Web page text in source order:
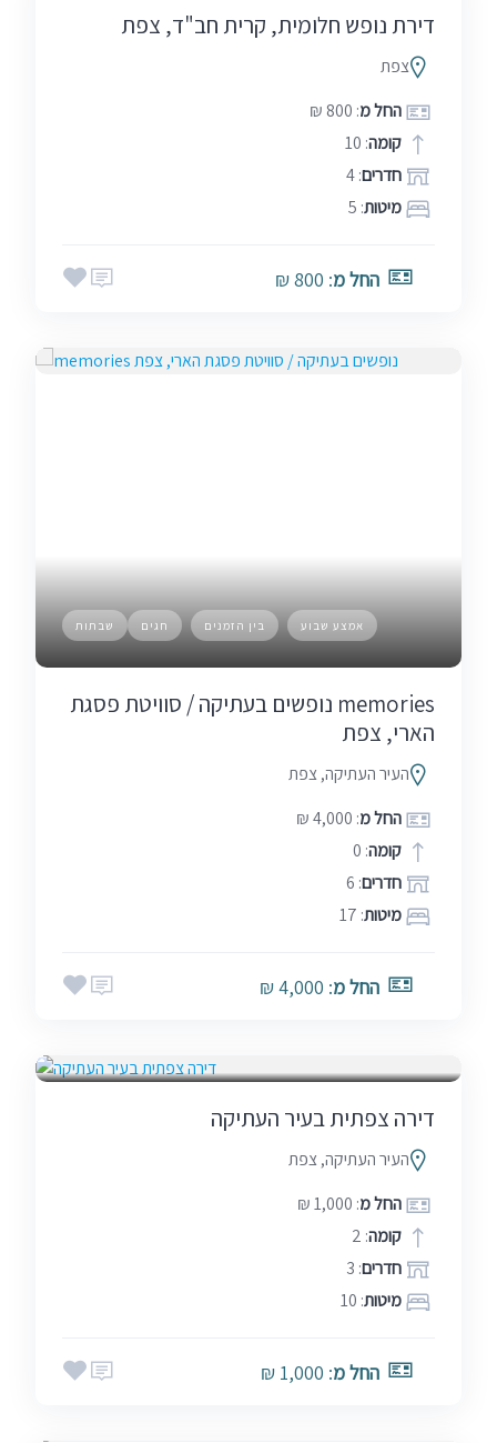
דירת נופש חלומית, קרית חב"ד, צפת
צפת
החל מ: 800 ₪
קומה: 10
חדרים: 4
מיטות: 5
החל מ: 800 ₪
אמצע שבוע בין הזמנים חגים שבתות
memories נופשים בעתיקה / סוויטת פסגת
הארי, צפת
העיר העתיקה, צפת
החל מ: 4,000 ₪
קומה: 0
חדרים: 6
מיטות: 17
החל מ: 4,000 ₪ אמצע שבוע בין הזמנים
דירה צפתית בעיר העתיקה
העיר העתיקה, צפת
החל מ: 1,000 ₪
קומה: 2
חדרים: 3
מיטות: 10
החל מ: 1,000 ₪ אמצע שבוע